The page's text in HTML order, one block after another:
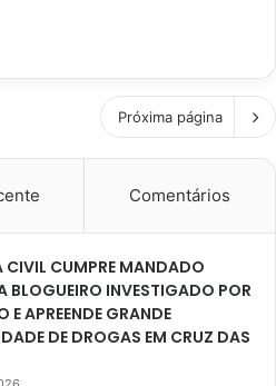
Próxima página
Comentários
CIVIL CUMPRE MANDADO
BLOGUEIRO INVESTIGADO POR
E APREENDE GRANDE
DE DROGAS EM CRUZ DAS